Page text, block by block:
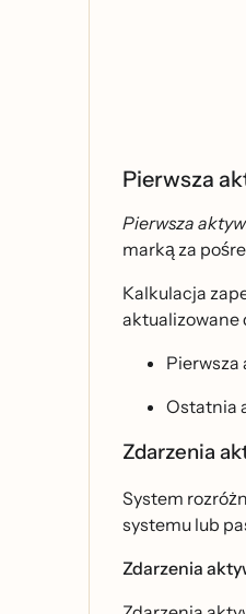
Pierwsza
Pierwsza
marką za
Kalkulacja
aktualizowane
Pierwsza
Ostatnia
Zdarzenia
System
systemu lub
Zdarzenia